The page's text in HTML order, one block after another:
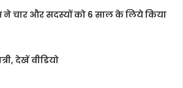
ने चार और सदस्यों को 6 साल के लिये किया
देखें वीडियो